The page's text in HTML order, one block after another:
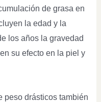
de grasa en
la edad y la
los años la gravedad
su efecto en la piel y
peso drásticos también